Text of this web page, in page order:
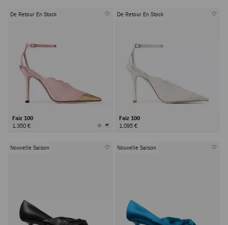
De Retour En Stock
Faiz 100
1.350 €
De Retour En Stock
Faiz 100
1.095 €
Nouvelle Saison Nouvelle Saison